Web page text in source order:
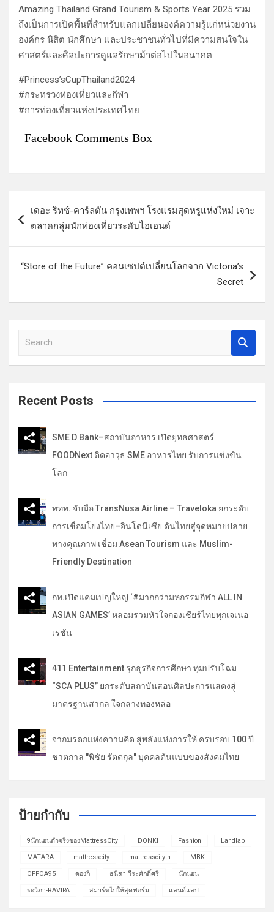
Amazing Thailand Grand Tourism & Sports Year 2025 รวม
ถึงเป็นการเปิดพื้นที่สำหรับแลกเปลี่ยนองค์ความรู้แก่หน่วยงาน
องค์กร นิสิต นักศึกษา และประชาชนทั่วไปที่มีความสนใจใน
ศาสตร์และศิลปะการดูแลรักษาม้าต่อไปในอนาคต
#Princess’sCupThailand2024
#กระทรวงท่องเที่ยวและกีฬา
#การท่องเที่ยวแห่งประเทศไทย
Facebook Comments Box
น
ว
เดอะ ริทซ์-คาร์ลตัน กรุงเทพฯ โรงแรมสุดหรูแห่งใหม่ เจาะ
ตลาดกลุ่มนักท่องเที่ยวระดับไฮเอนด์
“Store of the Future” คอนเซปต์เปลี่ยนโลกจาก Victoria’s
Secret
a
c
Recent Posts
SME D Bank–สถาบันอาหาร เปิดยุทธศาสตร์
FOODNext ติดอาวุธ SME อาหารไทย รับการแข่งขัน
โลก
ททท. จับมือ TransNusa Airline – Traveloka ยกระดับ
การเชื่อมโยงไทย–อินโดนีเซีย ดันไทยสู่จุดหมายปลาย
ทางคุณภาพ เชื่อม Asean Tourism และ Muslim-
Friendly Destination
กท.เปิดแคมเปญใหญ่ ‘#มากกว่ามหกรรมกีฬา ALL IN
ASIAN GAMES’ หลอมรวมหัวใจกองเชียร์ไทยทุกเจเนอ
เรชัน
411 Entertainment รุกธุรกิจการศึกษา ทุ่มปรับโฉม
“SCA PLUS” ยกระดับสถาบันสอนศิลปะการแสดงสู่
มาตรฐานสากล ใจกลางทองหล่อ
จากมรดกแห่งความคิด สู่พลังแห่งการให้ ครบรอบ 100 ปี
ชาตกาล "พิชัย รัตตกุล" บุคคลต้นแบบของสังคมไทย
ป้ายกำกับ
9นักนอนตัวจริงของMattressCity DONKI Fashion Landlab
MATARA mattresscity mattresscityth MBK
OPPOA95 ดองกิ ธนิสา วีระศักดิ์ศรี นักนอน
ระวิภา-RAVIPA สมาร์ทไปให้สุดฟอร์ม แลนด์แลป